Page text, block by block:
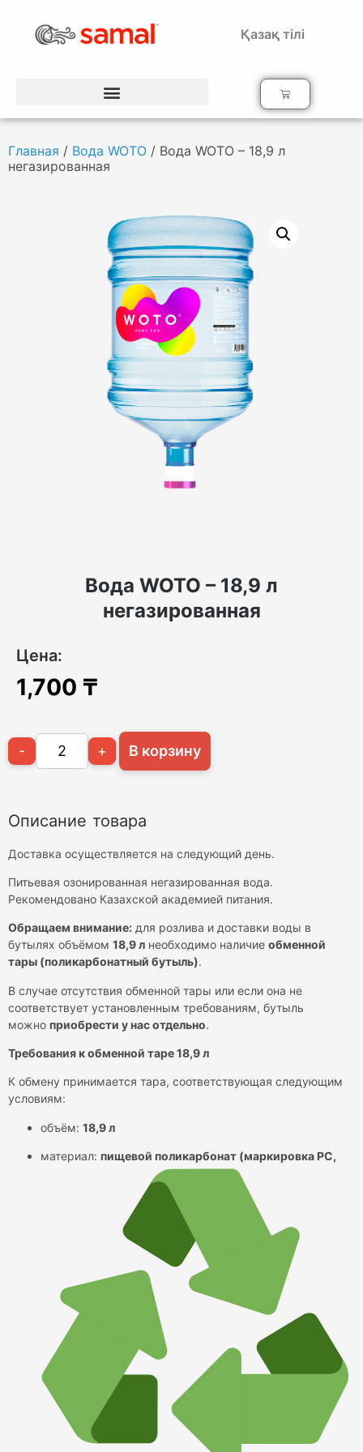
Қазақ тілі
Главная / Вода WOTO / Вода WOTO – 18,9 л
негазированная
Вода WOTO – 18,9 л
негазированная
Цена:
1,700 ₸
- + В корзину
Описание товара
Доставка осуществляется на следующий день.
Питьевая озонированная негазированная вода.
Рекомендовано Казахской академией питания.
Обращаем внимание: для розлива и доставки воды в
бутылях объёмом 18,9 л необходимо наличие обменной
тары (поликарбонатный бутыль).
В случае отсутствия обменной тары или если она не
соответствует установленным требованиям, бутыль
можно приобрести у нас отдельно.
Требования к обменной таре 18,9 л
К обмену принимается тара, соответствующая следующим
условиям:
объём: 18,9 л
материал: пищевой поликарбонат (маркировка PC,